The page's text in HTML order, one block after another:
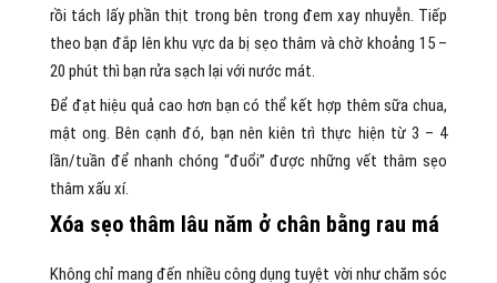
rồi tách lấy phần thịt trong bên trong đem xay nhuyễn. Tiếp
theo bạn đắp lên khu vực da bị sẹo thâm và chờ khoảng 15 –
20 phút thì bạn rửa sạch lại với nước mát.
Để đạt hiệu quả cao hơn bạn có thể kết hợp thêm sữa chua,
mật ong. Bên cạnh đó, bạn nên kiên trì thực hiện từ 3 – 4
lần/tuần để nhanh chóng “đuổi” được những vết thâm sẹo
thâm xấu xí.
Xóa sẹo thâm lâu năm ở chân bằng rau má
Không chỉ mang đến nhiều công dụng tuyệt vời như chăm sóc